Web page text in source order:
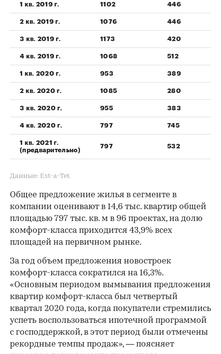
00:00
1 кв. 2019 г. 1102 446
2 кв. 2019 г. 1076 446
3 кв. 2019 г. 1173 420
4 кв. 2019 г. 1068 512
1 кв. 2020 г. 953 389
2 кв. 2020 г. 1085 280
3 кв. 2020 г. 955 383
4 кв. 2020 г. 797 745
1 кв. 2021 г.
(предварительно)
797 532
Данные: Est-a-Tet
Общее предложение жилья в сегменте в
компании оценивают в 14,6 тыс. квартир общей
площадью 797 тыс. кв. м в 96 проектах, на долю
комфорт-класса приходится 43,9% всех
площадей на первичном рынке.
За год объем предложения новостроек
комфорт-класса сократился на 16,3%.
«Основным периодом вымывания предложения
квартир комфорт-класса был четвертый
квартал 2020 года, когда покупатели стремились
успеть воспользоваться ипотечной программой
с господдержкой, в этот период были отмечены
рекордные темпы продаж», — поясняет